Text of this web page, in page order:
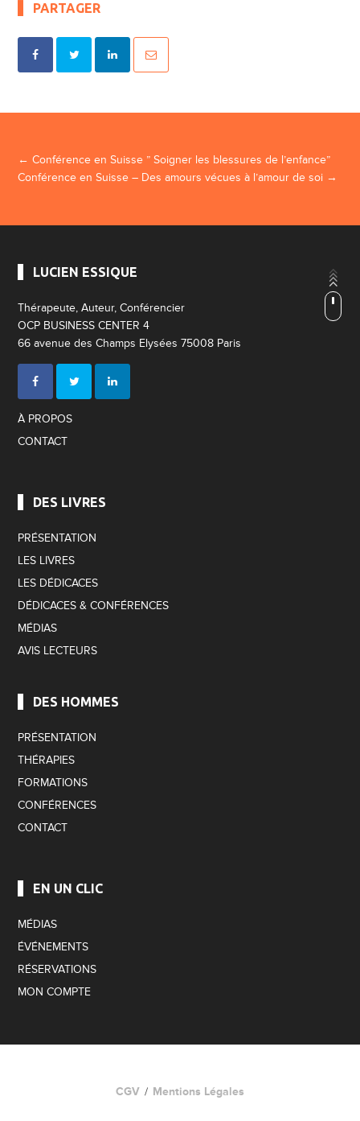
PARTAGER
← Conférence en Suisse ” Soigner les blessures de l’enfance”
Conférence en Suisse – Des amours vécues à l’amour de soi →
LUCIEN ESSIQUE
Thérapeute, Auteur, Conférencier
OCP BUSINESS CENTER 4
66 avenue des Champs Elysées 75008 Paris
À PROPOS
CONTACT
DES LIVRES
PRÉSENTATION
LES LIVRES
LES DÉDICACES
DÉDICACES & CONFÉRENCES
MÉDIAS
AVIS LECTEURS
DES HOMMES
PRÉSENTATION
THÉRAPIES
FORMATIONS
CONFÉRENCES
CONTACT
EN UN CLIC
MÉDIAS
ÉVÉNEMENTS
RÉSERVATIONS
MON COMPTE
CGV Mentions Légales